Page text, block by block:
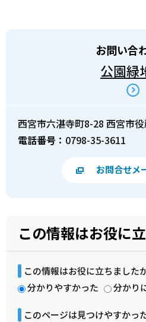
お問い合
公園緑
西宮市六湛寺町8-28 西宮市
電話番号： 0798-35-3611
お問合せメ
この情報はお役に
この情報はお役に立ちました
分かりやすかった
分かり
このページは見つけやすかっ